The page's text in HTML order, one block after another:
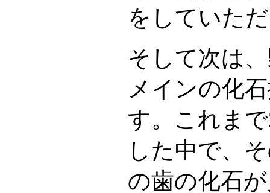
をしていた
そして次は
メインの化
す。これま
した中で、
の歯の化石